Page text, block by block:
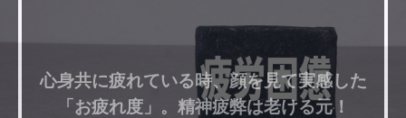
心身共に疲れている時、顔を見て実感した
「お疲れ度」。精神疲弊は老ける元！